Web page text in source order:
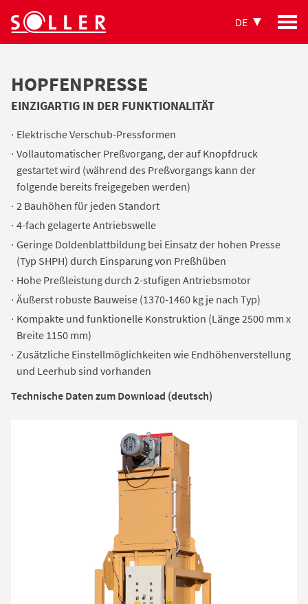
DE
HOPFENPRESSE
EINZIGARTIG IN DER FUNKTIONALITÄT
Elektrische Verschub-Pressformen
Vollautomatischer Preßvorgang, der auf Knopfdruck
gestartet wird (während des Preßvorgangs kann der
folgende bereits freigegeben werden)
2 Bauhöhen für jeden Standort
4-fach gelagerte Antriebswelle
Geringe Doldenblattbildung bei Einsatz der hohen Presse
(Typ SHPH) durch Einsparung von Preßhüben
Hohe Preßleistung durch 2-stufigen Antriebsmotor
Äußerst robuste Bauweise (1370-1460 kg je nach Typ)
Kompakte und funktionelle Konstruktion (Länge 2500 mm x
Breite 1150 mm)
Zusätzliche Einstellmöglichkeiten wie Endhöhenverstellung
und Leerhub sind vorhanden
Technische Daten zum Download (deutsch)